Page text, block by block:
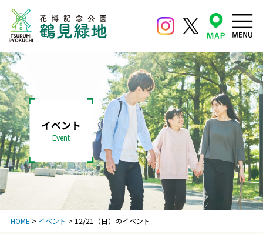
イベント
Event
HOME > イベント > 12/21（日）のイベント